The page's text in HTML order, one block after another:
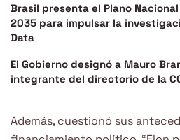
Brasil presenta el Plano
2035 para impulsar la
Data
El Gobierno designó a Mauro
integrante del directorio de la
Además, cuestionó sus